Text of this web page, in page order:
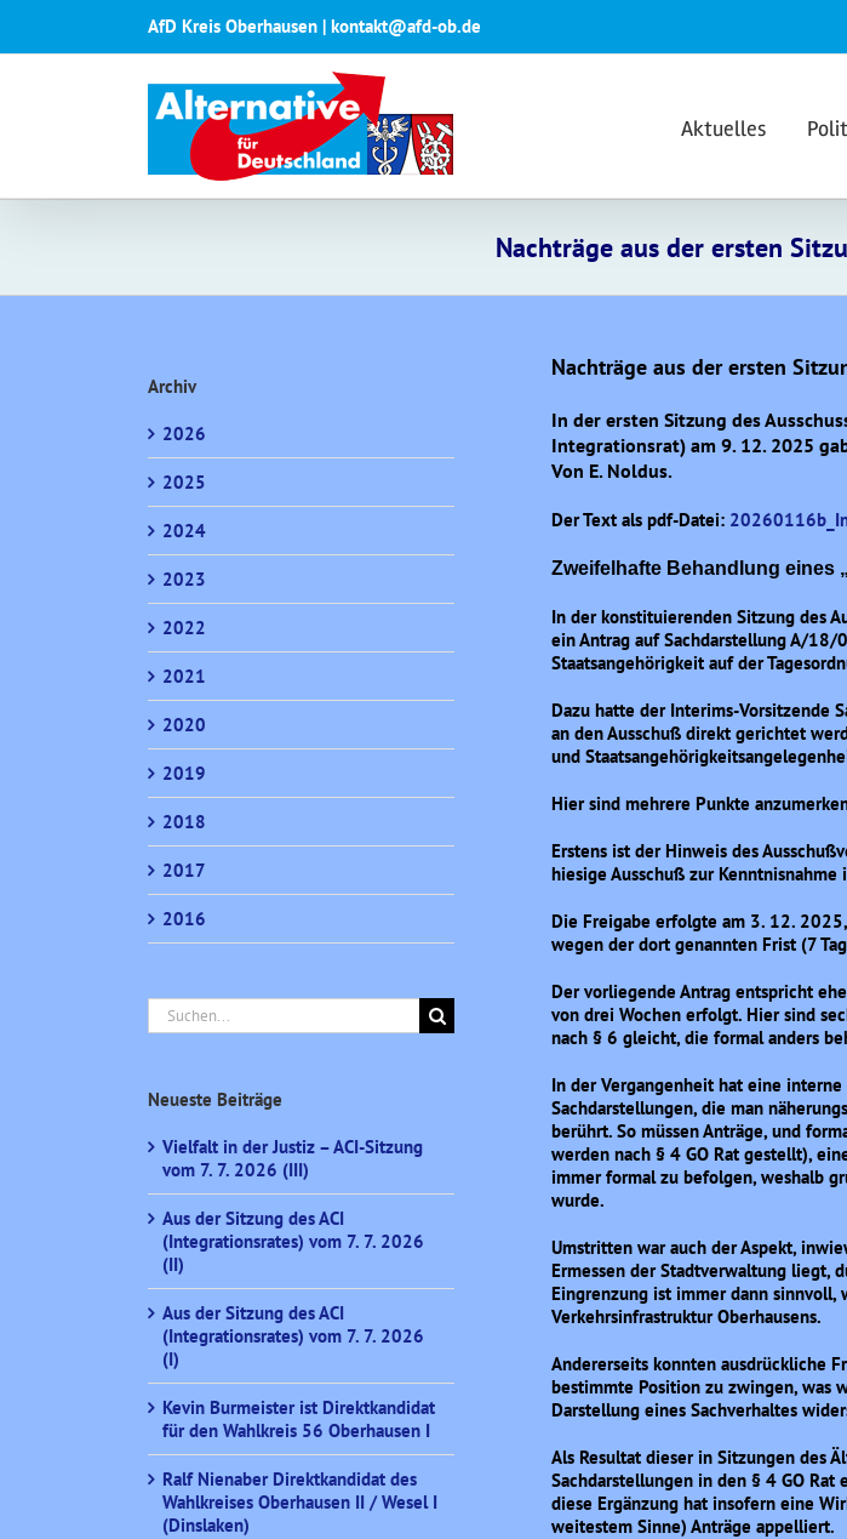
springen
AfD Kreis Oberhausen | kontakt@afd-ob.de
Aktuelles
Nachträge aus der ersten
Nachträge aus der ersten
In der ersten Sitzung des
Integrationsrat) am 9. 12. 2025
Von E. Noldus.
Der Text als pdf-Datei:
Zweifelhafte Behandlung eines
In der konstituierenden Sitzung des
ein Antrag auf Sachdarstellung A/18/
Staatsangehörigkeit auf der
Dazu hatte der Interims-Vorsitzende
an den Ausschuß direkt gerichtet
und
Hier sind mehrere Punkte
Erstens ist der Hinweis des
hiesige Ausschuß zur
Die Freigabe erfolgte am 3. 12.
wegen der dort genannten Frist (7
Der vorliegende Antrag entspricht
von drei Wochen erfolgt. Hier sind
nach § 6 gleicht, die formal anders
In der Vergangenheit hat eine
Sachdarstellungen, die man
berührt. So müssen Anträge, und
werden nach § 4 GO Rat gestellt),
immer formal zu befolgen, weshalb
wurde.
Umstritten war auch der Aspekt,
Ermessen der Stadtverwaltung liegt,
Eingrenzung ist immer dann sinnvoll,
Verkehrsinfrastruktur Oberhausens.
Andererseits konnten ausdrückliche
bestimmte Position zu zwingen, was
Darstellung eines Sachverhaltes
Als Resultat dieser in Sitzungen des
Sachdarstellungen in den § 4 GO
diese Ergänzung hat insofern eine
weitestem Sinne) Anträge appelliert.
Archiv
2026
2025
2024
2023
2022
2021
2020
2019
2018
2017
2016
Suche
nach:
Neueste Beiträge
Vielfalt in der Justiz – ACI-Sitzung
vom 7. 7. 2026 (III)
Aus der Sitzung des ACI
(Integrationsrates) vom 7. 7. 2026
(II)
Aus der Sitzung des ACI
(Integrationsrates) vom 7. 7. 2026
(I)
Kevin Burmeister ist Direktkandidat
für den Wahlkreis 56 Oberhausen I
Ralf Nienaber Direktkandidat des
Wahlkreises Oberhausen II / Wesel I
(Dinslaken)